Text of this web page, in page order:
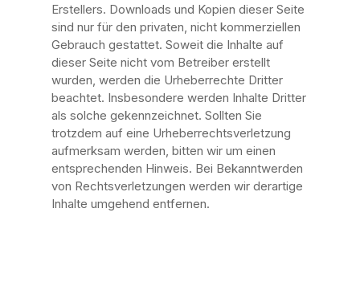
Erstellers. Downloads und Kopien dieser Seite
sind nur für den privaten, nicht kommerziellen
Gebrauch gestattet. Soweit die Inhalte auf
dieser Seite nicht vom Betreiber erstellt
wurden, werden die Urheberrechte Dritter
beachtet. Insbesondere werden Inhalte Dritter
als solche gekennzeichnet. Sollten Sie
trotzdem auf eine Urheberrechtsverletzung
aufmerksam werden, bitten wir um einen
entsprechenden Hinweis. Bei Bekanntwerden
von Rechtsverletzungen werden wir derartige
Inhalte umgehend entfernen.